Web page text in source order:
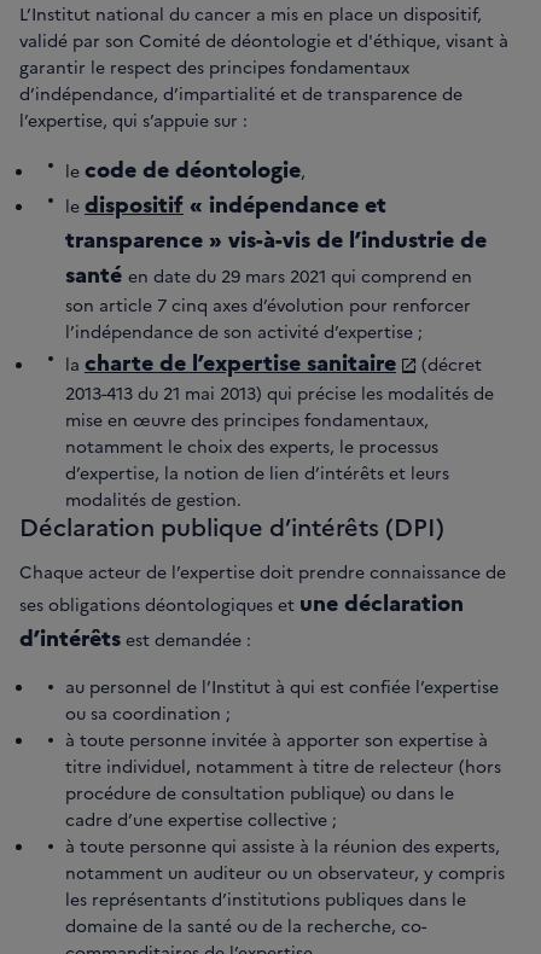
L’Institut national du cancer a mis en place un dispositif,
validé par son Comité de déontologie et d'éthique, visant à
garantir le respect des principes fondamentaux
d’indépendance, d’impartialité et de transparence de
l’expertise, qui s’appuie sur :
le code de déontologie,
le dispositif « indépendance et
transparence » vis-à-vis de l’industrie de
santé en date du 29 mars 2021 qui comprend en
son article 7 cinq axes d’évolution pour renforcer
l’indépendance de son activité d’expertise ;
la charte de l’expertise sanitaire
(décret
2013-413 du 21 mai 2013) qui précise les modalités de
mise en œuvre des principes fondamentaux,
notamment le choix des experts, le processus
d’expertise, la notion de lien d’intérêts et leurs
modalités de gestion.
Déclaration publique d’intérêts (DPI)
Chaque acteur de l’expertise doit prendre connaissance de
ses obligations déontologiques et une déclaration
d’intérêts est demandée :
au personnel de l’Institut à qui est confiée l’expertise
ou sa coordination ;
à toute personne invitée à apporter son expertise à
titre individuel, notamment à titre de relecteur (hors
procédure de consultation publique) ou dans le
cadre d’une expertise collective ;
à toute personne qui assiste à la réunion des experts,
notamment un auditeur ou un observateur, y compris
les représentants d’institutions publiques dans le
domaine de la santé ou de la recherche, co-